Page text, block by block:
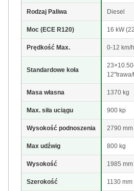
Rodzaj Paliwa Diesel
Moc (ECE R120) 16 kW
Prędkość Max. 0-12 km/h
Standardowe koła
Masa własna 1370 kg
Max. siła uciągu 900 kp
Wysokość podnoszenia 2790 mm
Max udźwig 800 kg
Wysokość 1985 mm
Szerokość 1130 mm